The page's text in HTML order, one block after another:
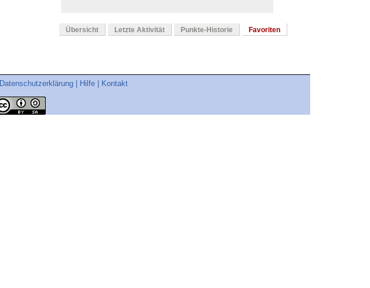
Übersicht Letzte Aktivität Punkte-Historie
Favoriten
Datenschutzerklärung Hilfe Kontakt